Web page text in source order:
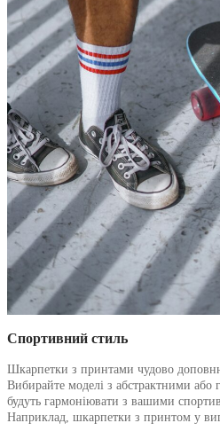
Спортивний стиль
Шкарпетки з принтами чудово
Вибирайте моделі з абстрактними або
будуть гармоніювати з вашими
Наприклад, шкарпетки з принтом у